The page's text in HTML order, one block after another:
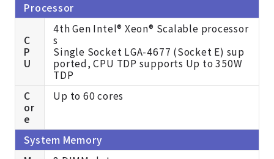
Processor
C
P
U
4th Gen Intel® Xeon® Scalable processor
s
Single Socket LGA-4677 (Socket E) sup
ported, CPU TDP supports Up to 350W
TDP
C
or
e
Up to 60 cores
System Memory